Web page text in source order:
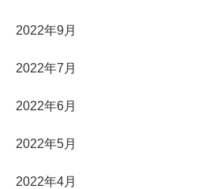
2022年9月
2022年7月
2022年6月
2022年5月
2022年4月